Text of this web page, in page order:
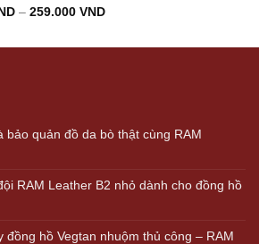
– 259.000 VND
bảo quản đồ da bò thật cùng RAM
RAM Leather B2 nhỏ dành cho đồng hồ
đồng hồ Vegtan nhuộm thủ công – RAM